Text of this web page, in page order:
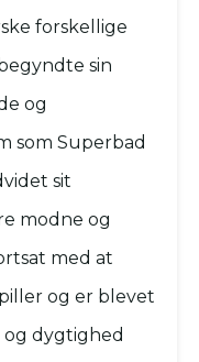
forskellige
sin
og
som Superbad
sit
modne og
med at
og er blevet
og dygtighed